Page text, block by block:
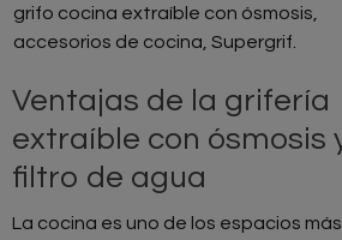
grifo cocina extraíble con ósmosis
accesorios de cocina Supergrif.
Ventajas de la grifería
extraíble con ósmosis
filtro de agua
La cocina es uno de los espacios más